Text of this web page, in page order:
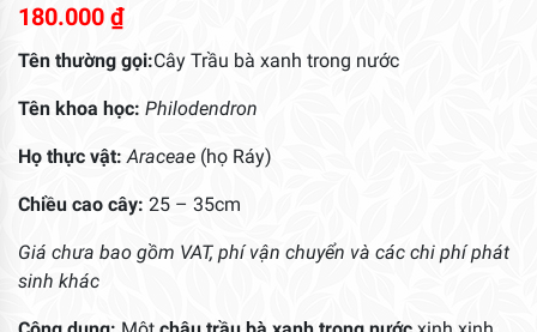
180.000 ₫
Tên thường gọi:Cây Trầu bà xanh trong nước
Tên khoa học: Philodendron
Họ thực vật: Araceae (họ Ráy)
Chiều cao cây: 25 – 35cm
Giá chưa bao gồm VAT, phí vận chuyển và các chi phí phát
sinh khác